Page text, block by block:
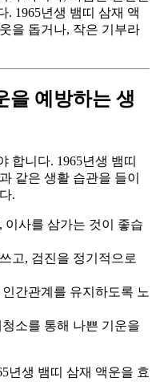
. 1965년생 뱀띠 삼재 액
을 돕거나, 작은 기부라
을 예방하는 생
합니다. 1965년생 뱀띠
같은 생활 습관을 들이
.
이사를 삼가는 것이 좋습
고, 검진을 정기적으로
간관계를 유지하도록 노
소를 통해 나쁜 기운을
년생 뱀띠 삼재 액운을 효